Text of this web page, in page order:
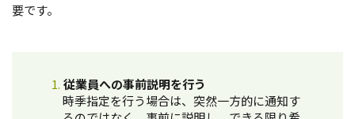
要です。
従業員への事前説明を行う
時季指定を行う場合は、突然一方的に通知す